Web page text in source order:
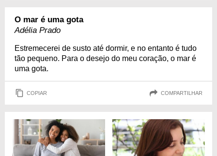
O mar é uma gota
Adélia Prado
Estremecerei de susto até dormir, e no entanto é tudo
tão pequeno. Para o desejo do meu coração, o mar é
uma gota.
COPIAR COMPARTILHAR